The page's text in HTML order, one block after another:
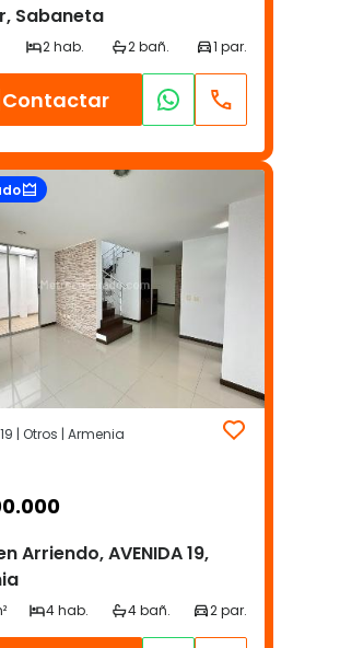
Sabaneta
Contactar
19 | Otros | Armenia
Arriendo, AVENIDA 19,